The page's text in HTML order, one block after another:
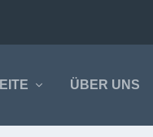
ÜBER UNS